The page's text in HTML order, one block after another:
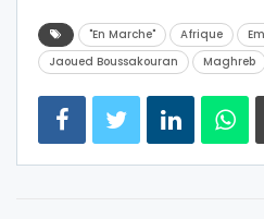
"En Marche" Afrique
Jaoued Boussakouran
Maghreb